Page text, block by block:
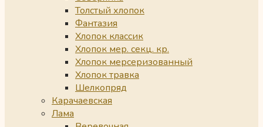
Толстый хлопок
Фантазия
Хлопок классик
Хлопок мер. секц. кр.
Хлопок мерсеризованный
Хлопок травка
Шелкопряд
Карачаевская
Лама